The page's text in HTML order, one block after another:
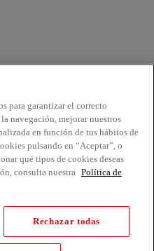
para garantizar el correcto
navegación, mejorar nuestros
en función de tus hábitos de
pulsando en “Aceptar”, o
qué tipos de cookies deseas
consulta nuestra Política de
Rechazar todas